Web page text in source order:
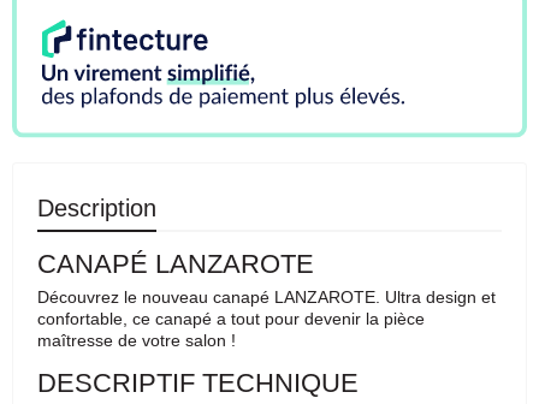
Description
CANAPÉ LANZAROTE
Découvrez le nouveau canapé LANZAROTE. Ultra design et
confortable, ce canapé a tout pour devenir la pièce
maîtresse de votre salon !
DESCRIPTIF TECHNIQUE